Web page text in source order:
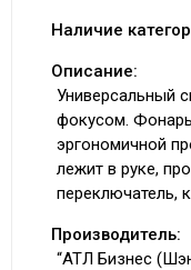
Наличие
Описание:
Универсальный
фокусом.
эргономичной
лежит в руке,
переключатель,
Производитель:
“АТЛ Бизнес